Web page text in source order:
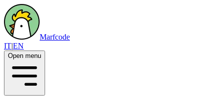
Marfcode
IT|EN
Open menu